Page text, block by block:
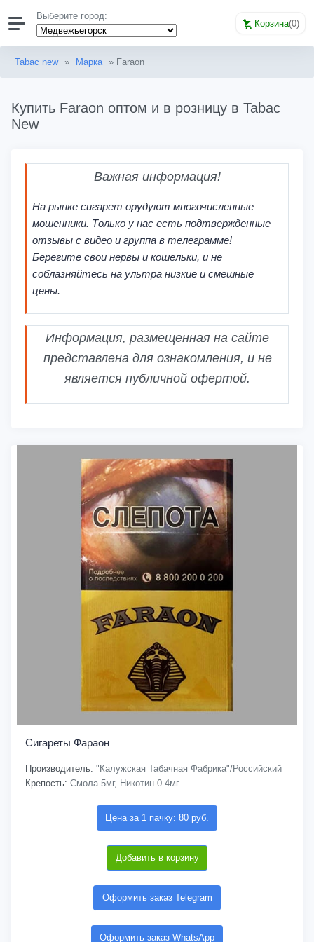
Выберите город:
Корзина(0)
Tabac new » Марка » Faraon
Купить Faraon оптом и в розницу в Tabac
New
Важная информация!
На рынке сигарет орудуют многочисленные
мошенники. Только у нас есть подтвержденные
отзывы с видео и группа в телеграмме!
Берегите свои нервы и кошельки, и не
соблазняйтесь на ультра низкие и смешные
цены.
Информация, размещенная на сайте
представлена для ознакомления, и не
является публичной офертой.
Сигареты Фараон
Производитель: "Калужская Табачная Фабрика"/Российский
Крепость: Смола-5мг, Никотин-0.4мг
Цена за 1 пачку: 80 руб.
Добавить в корзину
Оформить заказ Telegram
Оформить заказ WhatsApp